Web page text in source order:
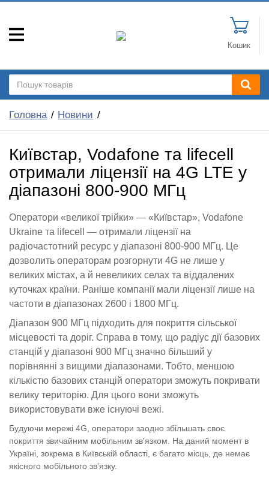
Кошик
Головна Новини
Київстар, Vodafone та lifecell
отримали ліцензії на 4G LTE у
діапазоні 800-900 МГц
Оператори «великої трійки» — «Київстар», Vodafone
Ukraine та lifecell — отримали ліцензії на
радіочастотний ресурс у діапазоні 800-900 МГц. Це
дозволить операторам розгорнути 4G не лише у
великих містах, а й невеликих селах та віддалених
куточках країни. Раніше компанії мали ліцензії лише на
частоти в діапазонах 2600 і 1800 МГц.
Діапазон 900 МГц підходить для покриття сільської
місцевості та доріг. Справа в тому, що радіус дії базових
станцій у діапазоні 900 МГц значно більший у
порівнянні з вищими діапазонами. Тобто, меншою
кількістю базових станцій оператори зможуть покривати
велику територію. Для цього вони зможуть
використовувати вже існуючі вежі.
Будуючи мережі 4G, оператори заодно збільшать своє
покриття звичайним мобільним зв'язком. На даний момент в
Україні, зокрема в Київській області, є багато місць, де немає
якісного мобільного зв'язку.